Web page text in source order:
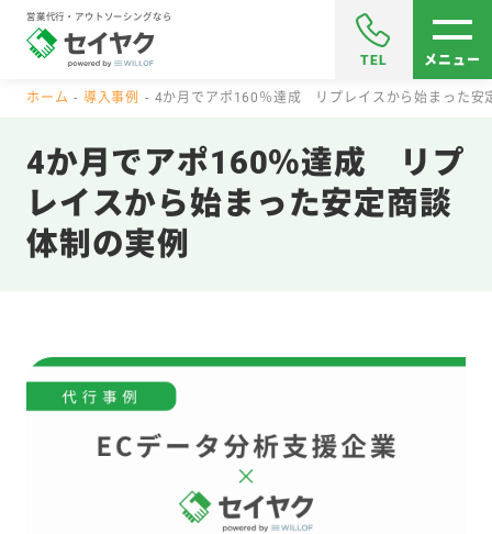
営業代行・アウトソーシングなら
TEL メニュー
ホーム 導入事例 4か月でアポ160％達成 リプレイスから始まった安
4か月でアポ160％達成 リプ
レイスから始まった安定商談
体制の実例